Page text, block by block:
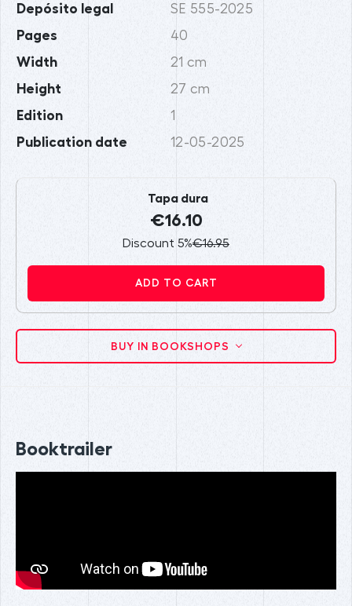
Depósito legal SE 555-2025
Pages 40
Width 21 cm
Height 27 cm
Edition 1
Publication date 12-05-2025
Tapa dura
€16.10
Discount 5%€16.95
ADD TO CART
BUY IN BOOKSHOPS
Booktrailer